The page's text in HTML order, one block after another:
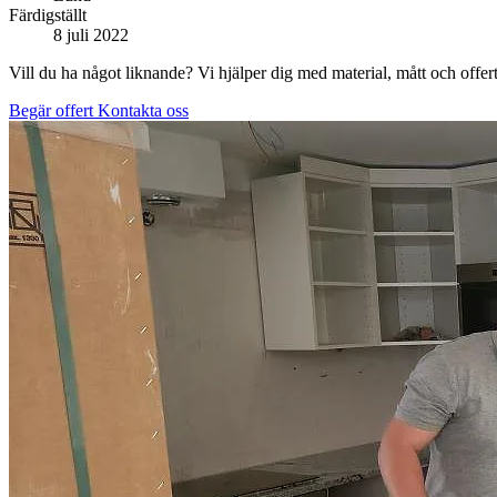
Färdigställt
8 juli 2022
Vill du ha något liknande? Vi hjälper dig med material, mått och
Begär offert Kontakta oss